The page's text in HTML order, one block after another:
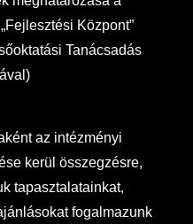
Központ”
Tanácsadás
az intézményi
kerül összegzésre,
tapasztalatainkat,
fogalmazunk